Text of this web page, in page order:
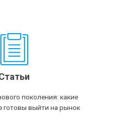
поколения: какие
готовы выйти на рынок